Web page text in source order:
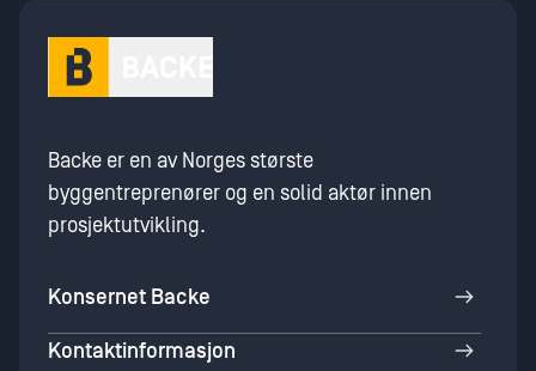
Backe er en av Norges største
byggentreprenører og en solid aktør innen
prosjektutvikling.
Konsernet Backe
Kontaktinformasjon